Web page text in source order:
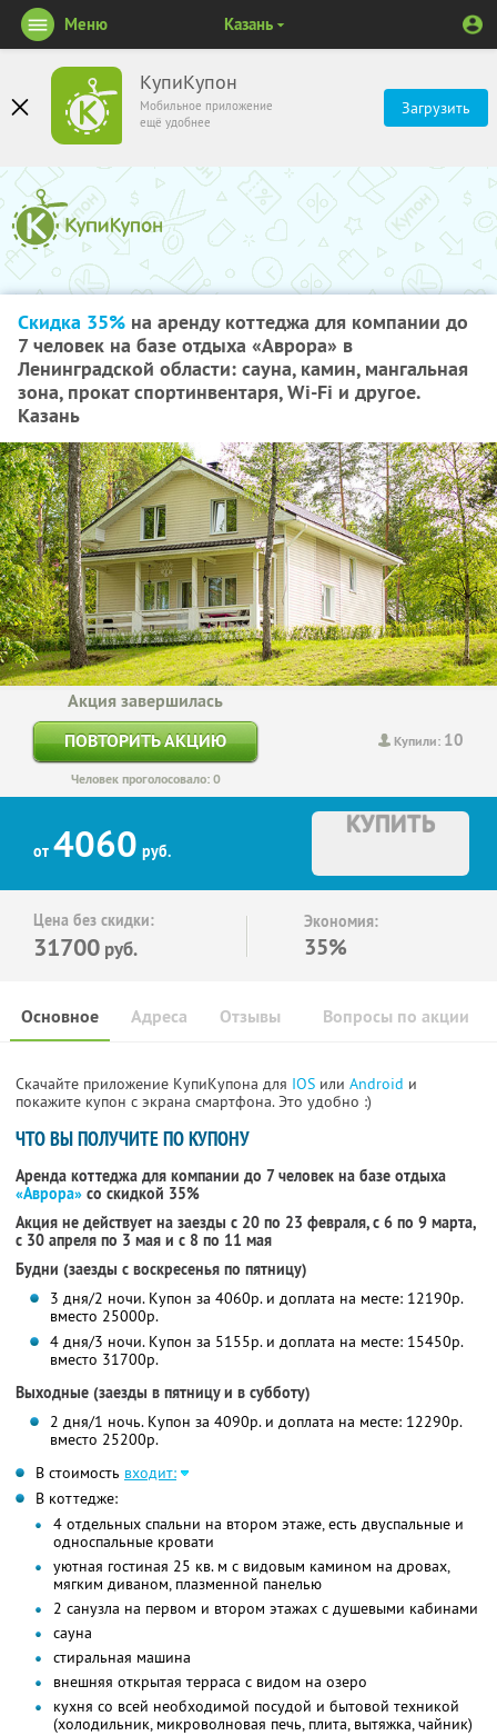
КупиКупон
Мобильное приложение
ещё удобнее
Загрузить
Меню Казань
Скидка 35% на аренду коттеджа для компании до
7 человек на базе отдыха «Аврора» в
Ленинградской области: сауна, камин, мангальная
зона, прокат спортинвентаря, Wi-Fi и другое.
Казань
Купили: 10
Акция завершилась
ПОВТОРИТЬ АКЦИЮ
Человек проголосовало: 0
от 4060 руб.
КУПИТЬ
Цена без скидки:
31700 руб.
Экономия:
35%
Основное Отзывы Вопросы по акции
Адреса
Скачайте приложение КупиКупона для IOS или Android и
покажите купон с экрана смартфона. Это удобно :)
ЧТО ВЫ ПОЛУЧИТЕ ПО КУПОНУ
Аренда коттеджа для компании до 7 человек на базе отдыха
«Аврора» со скидкой 35%
Акция не действует на заезды с 20 по 23 февраля, с 6 по 9 марта,
с 30 апреля по 3 мая и с 8 по 11 мая
Будни (заезды с воскресенья по пятницу)
3 дня/2 ночи. Купон за 4060р. и доплата на месте: 12190р.
вместо 25000р.
4 дня/3 ночи. Купон за 5155р. и доплата на месте: 15450р.
вместо 31700р.
Выходные (заезды в пятницу и в субботу)
2 дня/1 ночь. Купон за 4090р. и доплата на месте: 12290р.
вместо 25200р.
В стоимость входит:
В коттедже:
4 отдельных спальни на втором этаже, есть двуспальные и
односпальные кровати
уютная гостиная 25 кв. м с видовым камином на дровах,
мягким диваном, плазменной панелью
2 санузла на первом и втором этажах с душевыми кабинами
сауна
стиральная машина
внешняя открытая терраса с видом на озеро
кухня со всей необходимой посудой и бытовой техникой
(холодильник, микроволновая печь, плита, вытяжка, чайник)